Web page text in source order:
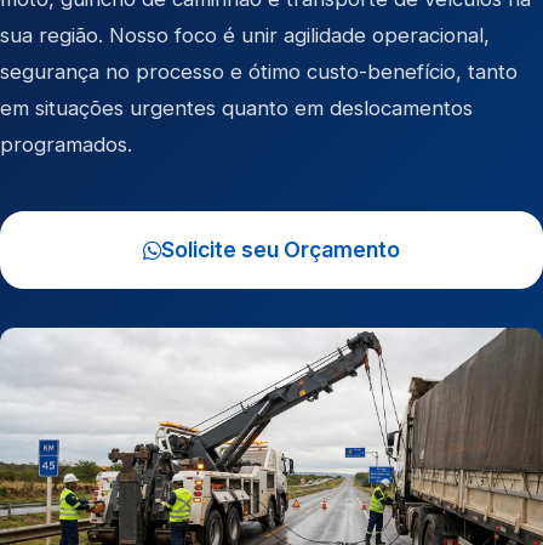
sua região. Nosso foco é unir agilidade operacional,
segurança no processo e ótimo custo-benefício, tanto
em situações urgentes quanto em deslocamentos
programados.
Solicite seu Orçamento